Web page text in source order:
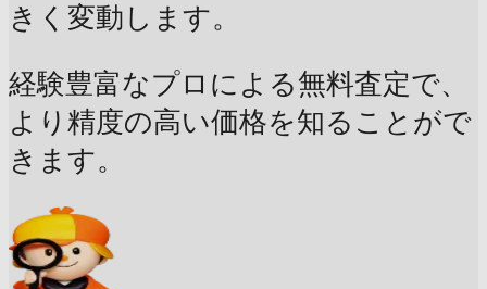
きく変動します。
経験豊富なプロによる無料査定で、
より精度の高い価格を知ることがで
きます。